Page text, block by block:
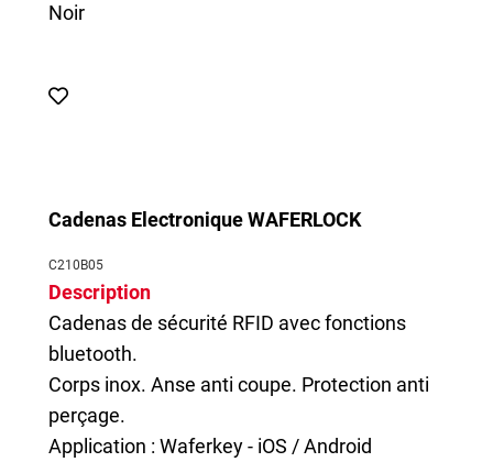
Noir
Cadenas Electronique WAFERLOCK
C210B05
Description
Cadenas de sécurité RFID avec fonctions
bluetooth.
Corps inox. Anse anti coupe. Protection anti
perçage.
Application : Waferkey - iOS / Android